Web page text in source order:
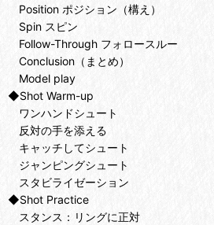
Position ポジション（構え）
Spin スピン
Follow-Through フォロースルー
Conclusion（まとめ）
Model play
◆Shot Warm-up
ワンハンドシュート
反対の手を添える
キャッチしてシュート
ジャンピングシュート
スタビライゼーション
◆Shot Practice
スタンス：リングに正対